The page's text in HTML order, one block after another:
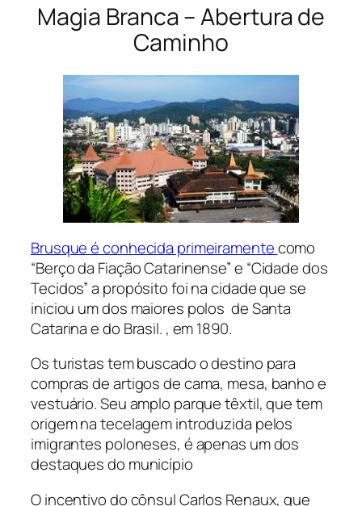
Magia Branca – Abertura de
Caminho
Brusque é conhecida primeiramentecomo
“Berço da Fiação Catarinense” e “Cidade dos
Tecidos” a propósito foi na cidade que se
iniciou um dos maiores polos de Santa
Catarina e do Brasil. , em 1890.
Os turistas tem buscado o destino para
compras de artigos de cama, mesa, banho e
vestuário. Seu amplo parque têxtil, que tem
origem na tecelagem introduzida pelos
imigrantes poloneses, é apenas um dos
destaques do município
O incentivo do cônsul Carlos Renaux, que